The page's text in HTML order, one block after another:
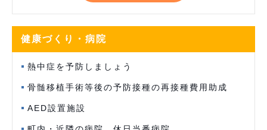
健康づくり・病院
熱中症を予防しましょう
骨髄移植手術等後の予防接種の再接種費用助成
AED設置施設